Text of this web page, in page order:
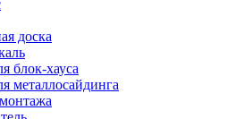
доска
блок-хауса
металлосайдинга